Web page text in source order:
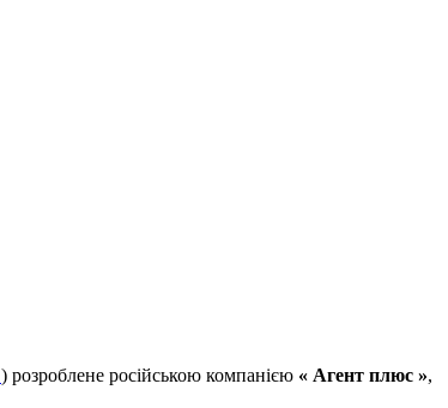
) розроблене російською компанією « Агент плюс »,